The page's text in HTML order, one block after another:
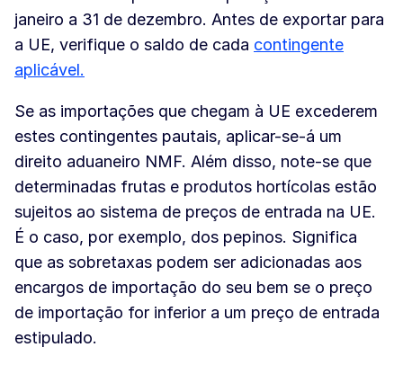
janeiro a 31 de dezembro. Antes de exportar para
a UE, verifique o saldo de cada contingente
aplicável.
Se as importações que chegam à UE excederem
estes contingentes pautais, aplicar-se-á um
direito aduaneiro NMF. Além disso, note-se que
determinadas frutas e produtos hortícolas estão
sujeitos ao sistema de preços de entrada na UE.
É o caso, por exemplo, dos pepinos. Significa
que as sobretaxas podem ser adicionadas aos
encargos de importação do seu bem se o preço
de importação for inferior a um preço de entrada
estipulado.